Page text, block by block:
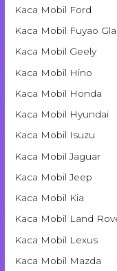
Kaca Mobil Ford
Kaca Mobil Fuyao
Kaca Mobil Geely
Kaca Mobil Hino
Kaca Mobil Honda
Kaca Mobil Hyundai
Kaca Mobil Isuzu
Kaca Mobil Jaguar
Kaca Mobil Jeep
Kaca Mobil Kia
Kaca Mobil Land
Kaca Mobil Lexus
Kaca Mobil Mazda